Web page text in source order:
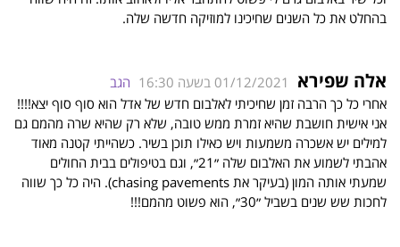
בהחלט את כל השנים שחיכינו למוזיקה חדשה שלה.
אלה שפירא 01/12/2021 בשעה 16:30
הגב
אחרי כל כך הרבה זמן שחיכיתי לאלבום חדש של אדל הוא סוף סוף יצא!!!!
אני אישית חושבת שהיא זמרת ממש טובה, שלא רק שהיא שרה מהמם גם
למילים יש אשכרה משמעות ויש כאילו תוכן בשיר. כשהייתי קטנה מאוד
אהבתי לשמוע את האלבום שלה ״21״, וגם בטיפולים בבית החולים
שמעתי אותה המון (בעיקר את chasing pavements). היה כל כך שווה
לחכות שש שנים בשביל ״30״, הוא פשוט מהמם!!!